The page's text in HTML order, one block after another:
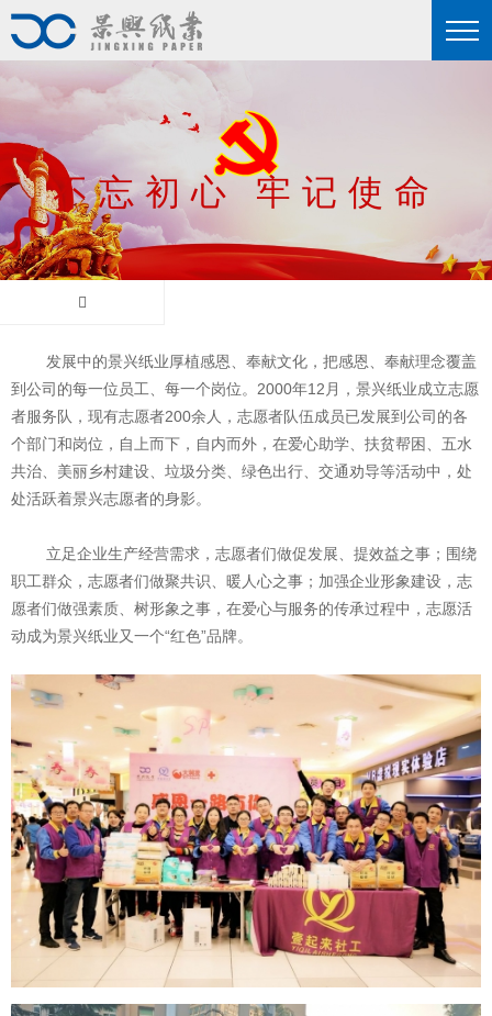
不忘初心 牢记使命
不忘初心 牢记使命
不忘初心 牢记使命
发展中的景兴纸业厚植感恩、奉献文化，把感恩、奉献理念覆盖
到公司的每一位员工、每一个岗位。2000年12月，景兴纸业成立志愿
者服务队，现有志愿者200余人，志愿者队伍成员已发展到公司的各
个部门和岗位，自上而下，自内而外，在爱心助学、扶贫帮困、五水
共治、美丽乡村建设、垃圾分类、绿色出行、交通劝导等活动中，处
处活跃着景兴志愿者的身影。
立足企业生产经营需求，志愿者们做促发展、提效益之事；围绕
职工群众，志愿者们做聚共识、暖人心之事；加强企业形象建设，志
愿者们做强素质、树形象之事，在爱心与服务的传承过程中，志愿活
动成为景兴纸业又一个“红色”品牌。